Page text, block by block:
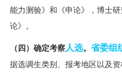
能力测验》和《申论》，博士
论》。
（四）确定考察人选。 省委组
据选调生类别、报考地区以及